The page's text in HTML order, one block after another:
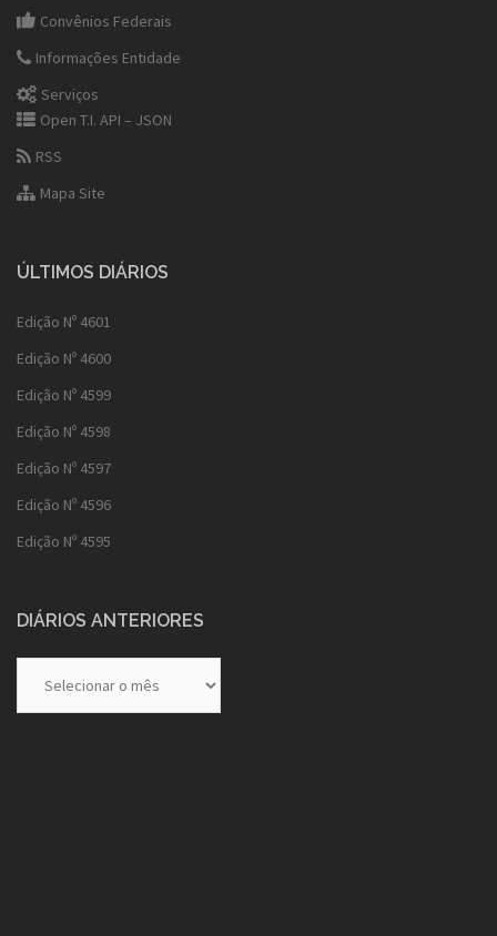
Convênios Federais
Informações Entidade
Serviços
Open T.I. API – JSON
RSS
Mapa Site
ÚLTIMOS DIÁRIOS
Edição Nº 4601
Edição Nº 4600
Edição Nº 4599
Edição Nº 4598
Edição Nº 4597
Edição Nº 4596
Edição Nº 4595
DIÁRIOS ANTERIORES
Anteriores